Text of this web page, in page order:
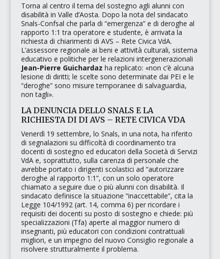
Torna al centro il tema del sostegno agli alunni con
disabilità in Valle d’Aosta. Dopo la nota del sindacato
Snals-Confsal che parla di “emergenza”e di deroghe al
rapporto 1:1 tra operatore e studente, è arrivata la
richiesta di chiarimenti di AVS – Rete Civica VdA.
L’assessore regionale ai beni e attività culturali, sistema
educativo e politiche per le relazioni intergenerazionali
Jean-Pierre Guichardaz ha replicato: «non c’è alcuna
lesione di diritti; le scelte sono determinate dai PEI e le
“deroghe” sono misure temporanee di salvaguardia,
non tagli».
LA DENUNCIA DELLO SNALS E LA
RICHIESTA DI DI AVS – RETE CIVICA VDA
Venerdì 19 settembre, lo Snals, in una nota, ha riferito
di segnalazioni su difficoltà di coordinamento tra
docenti di sostegno ed educatori della Società di Servizi
VdAe, soprattutto, sulla carenza di personale che
avrebbe portato i dirigenti scolastici ad “autorizzare
deroghe al rapporto 1:1”, con un solo operatore
chiamato a seguire due o più alunni con disabilità. Il
sindacato definisce la situazione “inaccettabile”, cita la
Legge 104/1992 (art. 14, comma 6) per ricordare i
requisiti dei docenti su posto di sostegno e chiede: più
specializzazioni (Tfa) aperte al maggior numero di
insegnanti, più educatori con condizioni contrattuali
migliori, e un impegno del nuovo Consiglio regionale a
risolvere strutturalmente il problema.